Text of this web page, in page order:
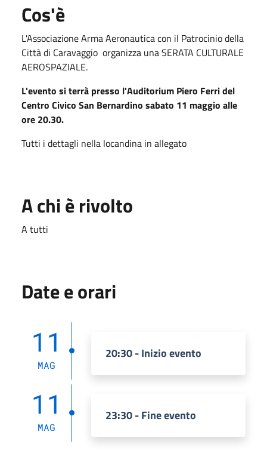
Cos'è
L'Associazione Arma Aeronautica con il Patrocinio della
Città di Caravaggio organizza una SERATA CULTURALE
AEROSPAZIALE.
L'evento si terrà presso l'Auditorium Piero Ferri del
Centro Civico San Bernardino sabato 11 maggio alle
ore 20.30.
Tutti i dettagli nella locandina in allegato
A chi è rivolto
A tutti
Date e orari
11
MAG
20:30 - Inizio evento
11
MAG
23:30 - Fine evento